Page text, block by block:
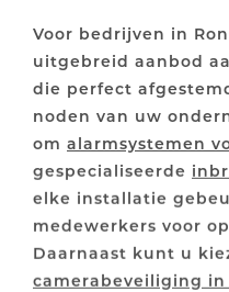
Voor bedrijven in
uitgebreid aanbod
die perfect
noden van uw
om alarmsystemen
gespecialiseerde
elke installatie
medewerkers voor
Daarnaast kunt u
camerabeveiliging in